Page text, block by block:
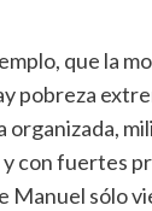
que la
pobreza
con fuertes
Manuel sólo